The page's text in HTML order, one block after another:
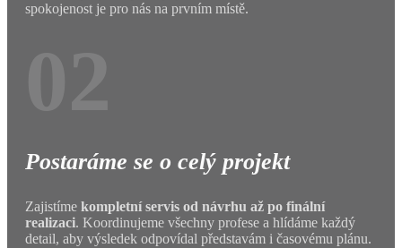
spokojenost je pro nás na prvním místě.
Postaráme se o celý projekt
Zajistíme kompletní servis od návrhu až po finální
realizaci. Koordinujeme všechny profese a hlídáme každý
detail, aby výsledek odpovídal představám i časovému plánu.